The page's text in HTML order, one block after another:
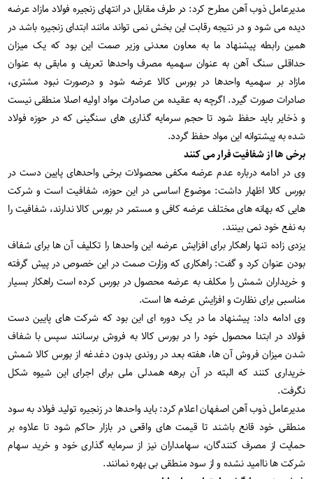
مدیرعامل ذوب آهن مطرح کرد: در طرف مقابل در انتهای زنجیره فولاد مازاد عرضه
دیده می شود و در نتیجه رقابت این بخش نمی تواند مانند ابتدای زنجیره باشد در
همین رابطه پیشنهاد ما به معاون معدنی وزیر صمت این بود که یک میزان
حداقلی سنگ آهن به عنوان سهمیه مصرف واحدها تعریف و مابقی به عنوان
مازاد بر سهمیه واحدها در بورس کالا عرضه شود و درصورت نبود مشتری،
صادرات صورت گیرد. اگرچه به عقیده من صادرات مواد اولیه اصلا منطقی نیست
و ذخایر باید حفظ شود تا حجم سرمایه گذاری های سنگینی که در حوزه فولاد
شده به پیشتوانه این مواد حفظ گردد.
برخی ها از شفافیت فرار می کنند
وی در ادامه درباره عدم عرضه مکفی محصولات برخی واحدهای پایین دست در
بورس کالا اظهار داشت: موضوع اساسی در این حوزه، شفافیت است و شرکت
هایی که بهانه های مختلف عرضه کافی و مستمر در بورس کالا ندارند، شفافیت را
به نفع خود نمی بینند.
یزدی زاده تنها راهکار برای افزایش عرضه این واحدها را تکلیف آن ها برای شفاف
بودن عنوان کرد و گفت: راهکاری که وزارت صمت در این خصوص در پیش گرفته
و خریداران شمش را مکلف به عرضه محصول در بورس کرده است راهکار بسیار
مناسبی برای نظارت و افزایش عرضه ها است.
وی ادامه داد: پیشنهاد ما در یک دوره ای این بود که شرکت های پایین دست
فولاد در ابتدا محصول خود را در بورس کالا به فروش برسانند سپس با شفاف
شدن میزان فروش آن ها، هفته بعد در روندی بدون دغدغه از بورس کالا شمش
خریداری کنند که البته در آن برهه همدلی ملی برای اجرای این شیوه شکل
نگرفت.
مدیرعامل ذوب آهن اصفهان اعلام کرد: باید واحدها در زنجیره تولید فولاد به سود
منطقی خود قانع باشند تا قیمت های واقعی در بازار حاکم شود تا علاوه بر
حمایت از مصرف کنندگان، سهامداران نیز از سرمایه گذاری خود و خرید سهام
شرکت ها ناامید نشده و از سود منطقی بی بهره نمانند.